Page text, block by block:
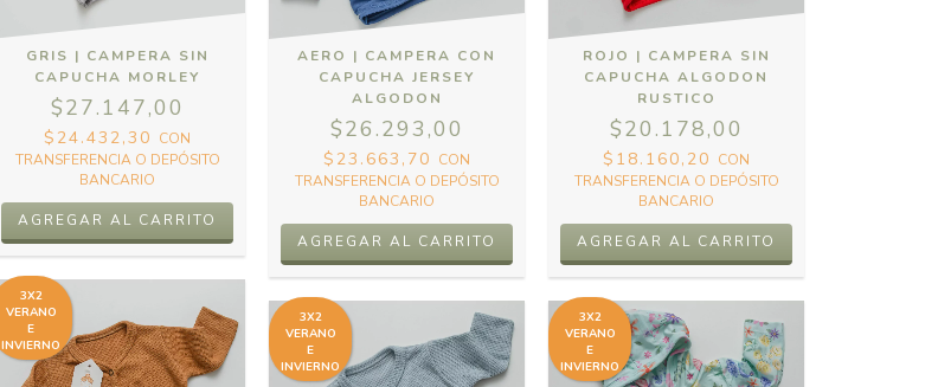
GRIS | CAMPERA SIN
CAPUCHA MORLEY
$27.147,00
$24.432,30 CON
TRANSFERENCIA O DEPÓSITO
BANCARIO
AGREGAR AL CARRITO
AERO | CAMPERA CON
CAPUCHA JERSEY
ALGODON
$26.293,00
$23.663,70 CON
TRANSFERENCIA O DEPÓSITO
BANCARIO
AGREGAR AL CARRITO
ROJO | CAMPERA SIN
CAPUCHA ALGODON
RUSTICO
$20.178,00
$18.160,20 CON
TRANSFERENCIA O DEPÓSITO
BANCARIO
AGREGAR AL CARRITO
3X2
VERANO
E
INVIERNO
3X2
VERANO
E
INVIERNO
3X2
VERANO
E
INVIERNO